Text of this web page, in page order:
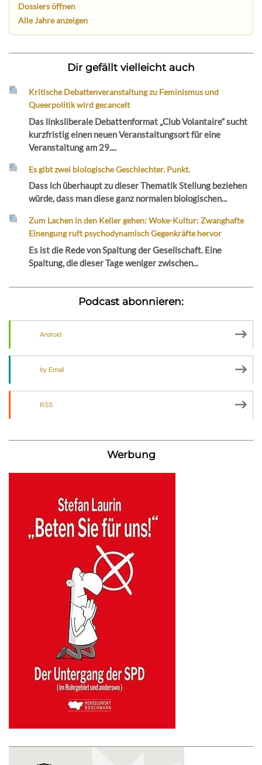
Dossiers öffnen
Alle Jahre anzeigen
Dir gefällt vielleicht auch
Kritische Debattenveranstaltung zu Feminismus und
Queerpolitik wird gecancelt
Das linksliberale Debattenformat „Club Volantaire“ sucht
kurzfristig einen neuen Veranstaltungsort für eine
Veranstaltung am 29....
Es gibt zwei biologische Geschlechter. Punkt.
Dass ich überhaupt zu dieser Thematik Stellung beziehen
würde, dass man diese ganz normalen biologischen...
Zum Lachen in den Keller gehen: Woke-Kultur: Zwanghafte
Einengung ruft psychodynamisch Gegenkräfte hervor
Es ist die Rede von Spaltung der Gesellschaft. Eine
Spaltung, die dieser Tage weniger zwischen...
Podcast abonnieren:
Android
by Email
RSS
Werbung